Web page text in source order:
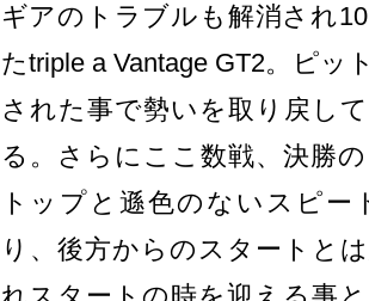
ギアのトラブルも解消され
たtriple a Vantage GT2。ピッ
された事で勢いを取り戻し
る。さらにここ数戦、決勝
トップと遜色のないスピ
り、後方からのスタートと